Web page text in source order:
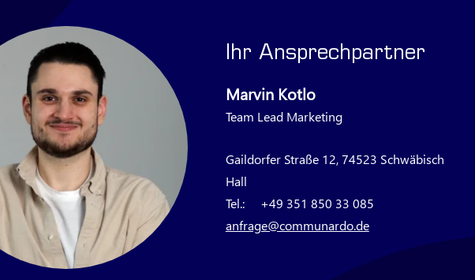
Ihr Ansprechpartner
Marvin Kotlo
Team Lead Marketing
Gaildorfer Straße 12, 74523 Schwäbisch
Hall
Tel.:
+49 351 850 33 085
anfrage@communardo.de